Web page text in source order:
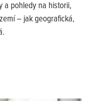
a pohledy na historii,
– jak geografická,